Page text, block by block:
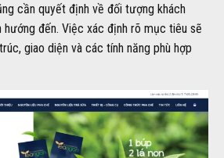
cần quyết định về đối tượng khách
hướng đến. Việc xác định rõ mục tiêu sẽ
giao diện và các tính năng phù hợp